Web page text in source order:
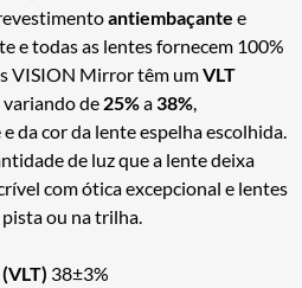
antiembaçante e
e todas as lentes fornecem 100%
VISION Mirror têm umVLT
de 25%a38%,
da cor da lente espelha escolhida.
de luz que a lente deixa
com ótica excepcional e lentes
ou na trilha.
38±3%